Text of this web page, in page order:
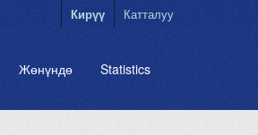
Кирүү Катталуу
Жөнүндө Statistics